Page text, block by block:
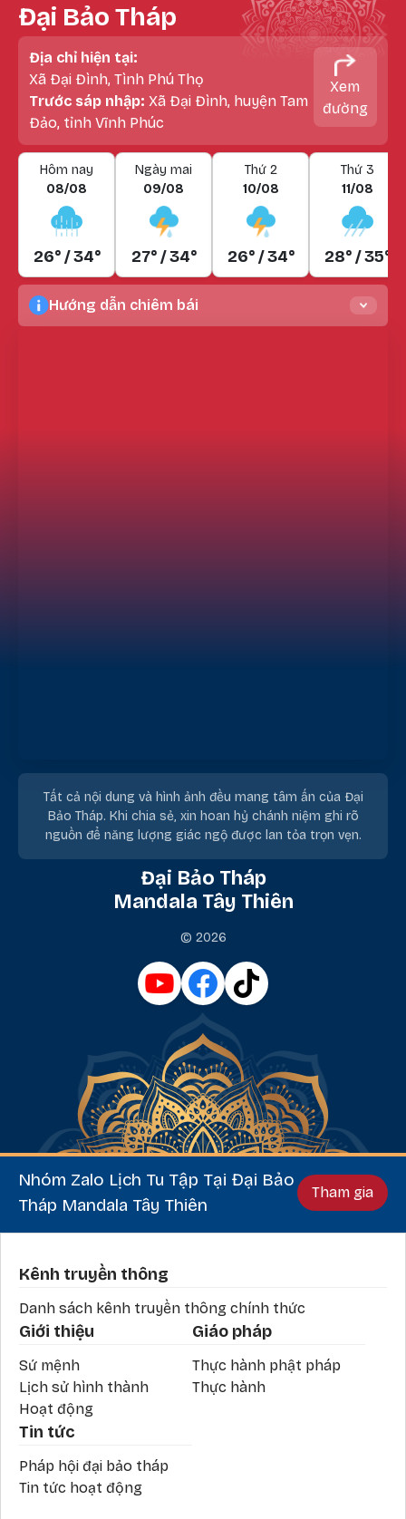
Đại Bảo Tháp
Địa chỉ hiện tại:
Xã Đại Đình, Tình Phú Thọ
Trước sáp nhập: Xã Đại Đình, huyện Tam
Đảo, tỉnh Vĩnh Phúc
Xem
đường
Hôm nay
08/08
26° / 34°
Ngày mai
09/08
27° / 34°
Thứ 2
10/08
26° / 34°
Thứ 3
11/08
28° / 35°
Hướng dẫn chiêm bái
Tất cả nội dung và hình ảnh đều mang tâm ấn của Đại
Bảo Tháp. Khi chia sẻ, xin hoan hỷ chánh niệm ghi rõ
nguồn để năng lượng giác ngộ được lan tỏa trọn vẹn.
Đại Bảo Tháp
Mandala Tây Thiên
© 2026
Nhóm Zalo Lịch Tu Tập Tại Đại Bảo
Tháp Mandala Tây Thiên
Tham gia
Phần chân
Kênh truyền thông
Danh sách kênh truyền thông chính thức
Giới thiệu
Sứ mệnh
Lịch sử hình thành
Hoạt động
Giáo pháp
Thực hành phật pháp
Thực hành
Tin tức
Pháp hội đại bảo tháp
Tin tức hoạt động